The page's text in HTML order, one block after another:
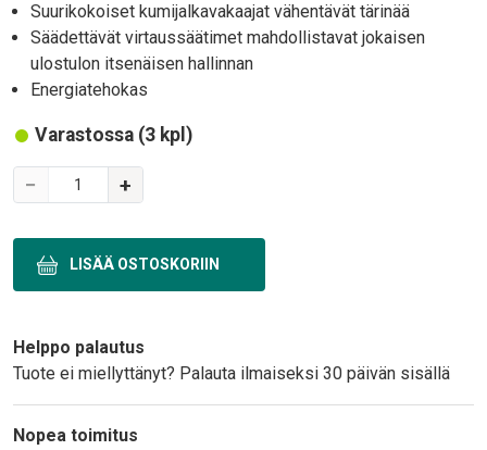
Suurikokoiset kumijalkavakaajat vähentävät tärinää
Säädettävät virtaussäätimet mahdollistavat jokaisen
ulostulon itsenäisen hallinnan
Energiatehokas
Varastossa (3 kpl)
Variations
− +
Text
Helppo palautus
Tuote ei miellyttänyt? Palauta ilmaiseksi 30 päivän sisällä
Nopea toimitus